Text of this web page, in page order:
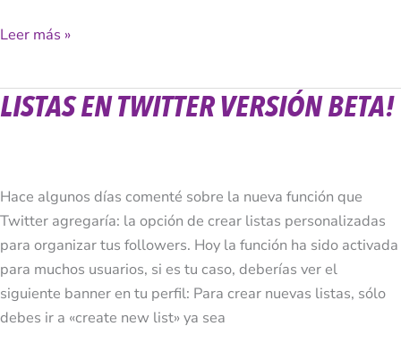
Leer más »
LISTAS EN TWITTER VERSIÓN BETA!
Hace algunos días comenté sobre la nueva función que
Twitter agregaría: la opción de crear listas personalizadas
para organizar tus followers. Hoy la función ha sido activada
para muchos usuarios, si es tu caso, deberías ver el
siguiente banner en tu perfil: Para crear nuevas listas, sólo
debes ir a «create new list» ya sea
Listas
Beta!